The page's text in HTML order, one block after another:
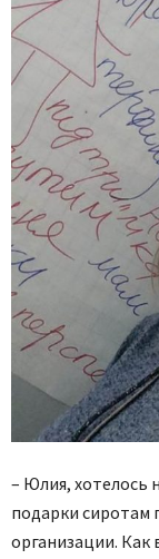
– Юлия, хотелось
подарки сиротам
организации. Как